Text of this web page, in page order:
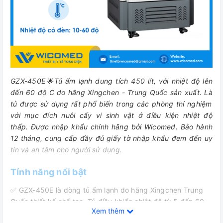
GZX-450E🌟Tủ ấm lạnh dung tích 450 lít, với nhiệt độ lên
đến 60 độ C do hãng Xingchen - Trung Quốc sản xuất. Là
tủ được sử dụng rất phổ biến trong các phòng thí nghiệm
với mục đích nuôi cấy vi sinh vật ở điều kiện nhiệt độ
thấp. Được nhập khẩu chính hãng bởi Wicomed. Bảo hành
12 tháng, cung cấp đầy đủ giấy tờ nhập khẩu đem đến uy
tín và an tâm cho người sử dụng.
Tính năng nổi bật
✅ GZX-450E là dòng tủ ấm lạnh do hãng Xingchen Trung
Quốc thiết kế chế tạo. Tủ điều khiển nhiệt độ từ 5 đến 60
độ C cùng hệ thống chiếu sáng 3 mặt lên tới 18000 LUX rất
Xem thêm